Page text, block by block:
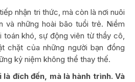
nhận tri thức, mà còn là nơi nuôi
và những hoài bão tuổi trẻ. Niềm
khó, sự động viên từ thầy cô,
chặt của những người bạn đồng
kỷ niệm không thể thay thế.
đích đến, mà là hành trình. Và